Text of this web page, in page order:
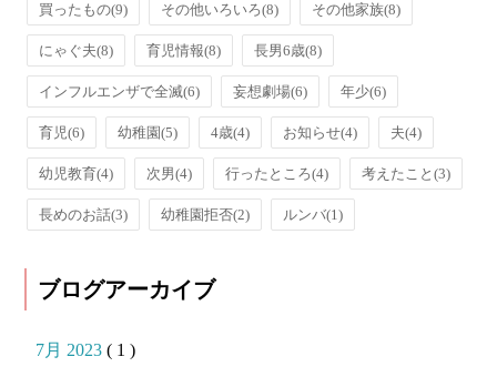
買ったもの(9) その他いろいろ(8) その他家族(8)
にゃぐ夫(8) 育児情報(8) 長男6歳(8)
インフルエンザで全滅(6) 妄想劇場(6) 年少(6)
育児(6) 幼稚園(5) 4歳(4) お知らせ(4) 夫(4)
幼児教育(4) 次男(4) 行ったところ(4) 考えたこと(3)
長めのお話(3) 幼稚園拒否(2) ルンバ(1)
ブログアーカイブ
7月 2023( 1 )